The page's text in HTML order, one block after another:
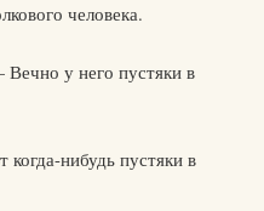
человека.
у него пустяки в
нибудь пустяки в